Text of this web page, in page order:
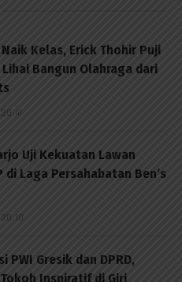
Kelas, Erick Thohir Puji
Bangun Olahraga dari
Uji Kekuatan Lawan
di Laga Persahabatan Ben’s
PWI Gresik dan DPRD,
Inspiratif di Giri